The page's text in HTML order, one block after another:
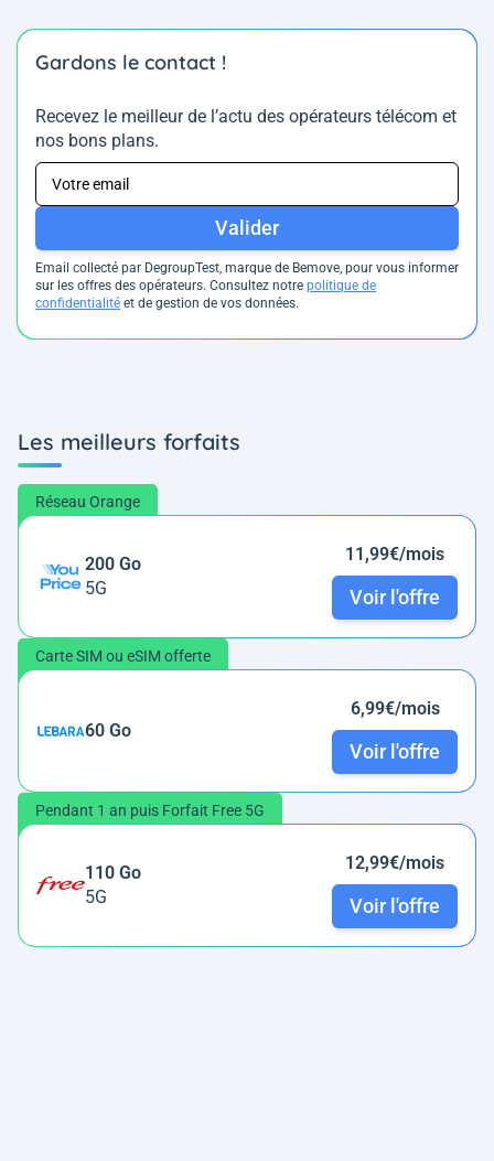
Gardons le contact !
Recevez le meilleur de l’actu des opérateurs télécom et
nos bons plans.
Valider
Email collecté par DegroupTest, marque de Bemove, pour vous informer
sur les offres des opérateurs. Consultez notre politique de
confidentialité et de gestion de vos données.
Les meilleurs forfaits
Réseau Orange
200 Go
5G
11,99€/mois
Voir l'offre
Carte SIM ou eSIM offerte
60 Go
6,99€/mois
Voir l'offre
Pendant 1 an puis Forfait Free 5G
110 Go
5G
12,99€/mois
Voir l'offre